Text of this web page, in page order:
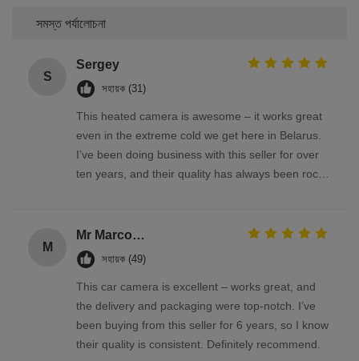
সমস্ত পর্যালোচনা
S
Sergey
সহায়ক (31)
This heated camera is awesome – it works great
even in the extreme cold we get here in Belarus.
I’ve been doing business with this seller for over
ten years, and their quality has always been rock-
M
Mr Marco Facchin
সহায়ক (49)
This car camera is excellent – works great, and
the delivery and packaging were top-notch. I’ve
been buying from this seller for 6 years, so I know
their quality is consistent. Definitely recommend.